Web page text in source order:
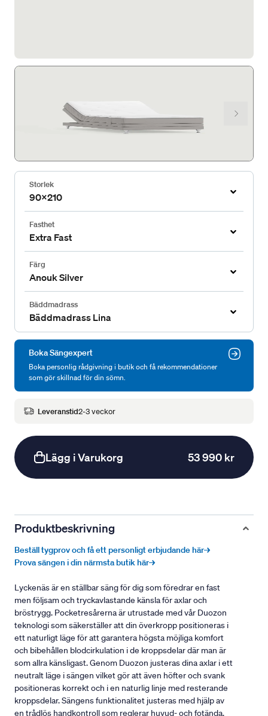
Storlek
90x210
Fasthet
Extra Fast
Färg
Anouk Silver
Bäddmadrass
Bäddmadrass Lina
Boka Sängexpert
Boka personlig rådgivning i butik och få rekommendationer
som gör skillnad för din sömn.
Leveranstid2-3 veckor
Lägg i Varukorg 53 990 kr
Produktbeskrivning
Beställ tygprov och få ett personligt erbjudande här→
Prova sängen i din närmsta butik här→
Lyckenäs är en ställbar säng för dig som föredrar en fast
men följsam och tryckavlastande känsla för axlar och
bröstrygg. Pocketresårerna är utrustade med vår Duozon
teknologi som säkerställer att din överkropp positioneras i
ett naturligt läge för att garantera högsta möjliga komfort
och bibehållen blodcirkulation i de kroppsdelar där man är
som allra känsligast. Genom Duozon justeras dina axlar i ett
neutralt läge i sängen vilket gör att även höfter och svank
positioneras korrekt och i en naturlig linje med resterande
kroppsdelar. Sängens funktionalitet justeras med hjälp av
en trådlös handkontroll som reglerar huvud- och fotända.